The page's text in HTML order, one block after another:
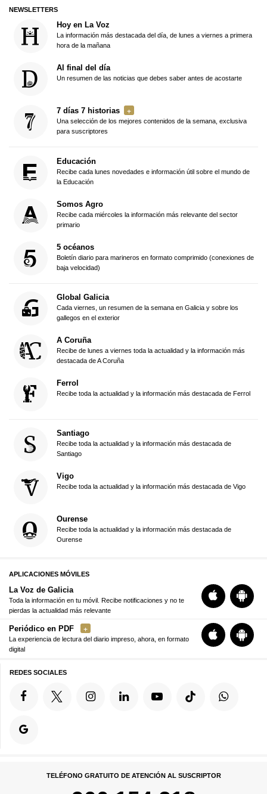
NEWSLETTERS
Hoy en La Voz
La información más destacada del día, de lunes a viernes a primera
hora de la mañana
Al final del día
Un resumen de las noticias que debes saber antes de acostarte
7 días 7 historias
Una selección de los mejores contenidos de la semana, exclusiva
para suscriptores
Educación
Recibe cada lunes novedades e información útil sobre el mundo de
la Educación
Somos Agro
Recibe cada miércoles la información más relevante del sector
primario
5 océanos
Boletín diario para marineros en formato comprimido (conexiones de
baja velocidad)
Global Galicia
Cada viernes, un resumen de la semana en Galicia y sobre los
gallegos en el exterior
A Coruña
Recibe de lunes a viernes toda la actualidad y la información más
destacada de A Coruña
Ferrol
Recibe toda la actualidad y la información más destacada de Ferrol
Santiago
Recibe toda la actualidad y la información más destacada de
Santiago
Vigo
Recibe toda la actualidad y la información más destacada de Vigo
Ourense
Recibe toda la actualidad y la información más destacada de
Ourense
APLICACIONES MÓVILES
La Voz de Galicia
Toda la información en tu móvil. Recibe notificaciones y no te
pierdas la actualidad más relevante
Periódico en PDF
La experiencia de lectura del diario impreso, ahora, en formato
digital
REDES SOCIALES
TELÉFONO GRATUITO DE ATENCIÓN AL SUSCRIPTOR